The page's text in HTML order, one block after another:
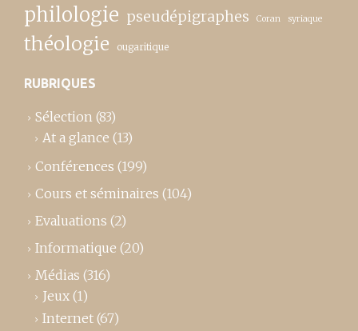
philologie pseudépigraphes Coran syriaque
théologie ougaritique
RUBRIQUES
Sélection (83)
At a glance (13)
Conférences (199)
Cours et séminaires (104)
Evaluations (2)
Informatique (20)
Médias (316)
Jeux (1)
Internet (67)